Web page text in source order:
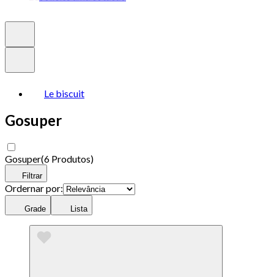
Le biscuit
Gosuper
Gosuper(6 Produtos)
Filtrar
Ordernar por:
Grade Lista